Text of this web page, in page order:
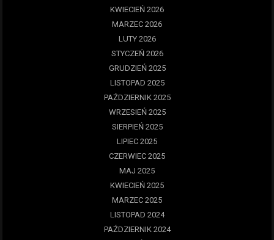
KWIECIEŃ 2026
MARZEC 2026
LUTY 2026
STYCZEŃ 2026
GRUDZIEŃ 2025
LISTOPAD 2025
PAŹDZIERNIK 2025
WRZESIEŃ 2025
SIERPIEŃ 2025
LIPIEC 2025
CZERWIEC 2025
MAJ 2025
KWIECIEŃ 2025
MARZEC 2025
LISTOPAD 2024
PAŹDZIERNIK 2024